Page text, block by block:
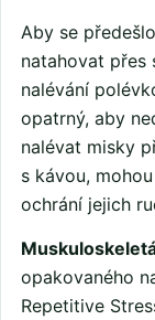
Aby se
natahovat přes
nalévání
opatrný, aby
nalévat misky
s kávou,
ochrání jejich
opakovaného
Repetitive